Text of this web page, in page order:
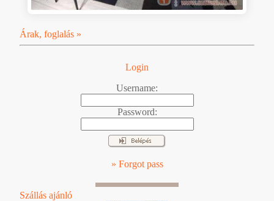
Árak, foglalás »
Login
Username:
Password:
» Forgot pass
Szállás ajánló